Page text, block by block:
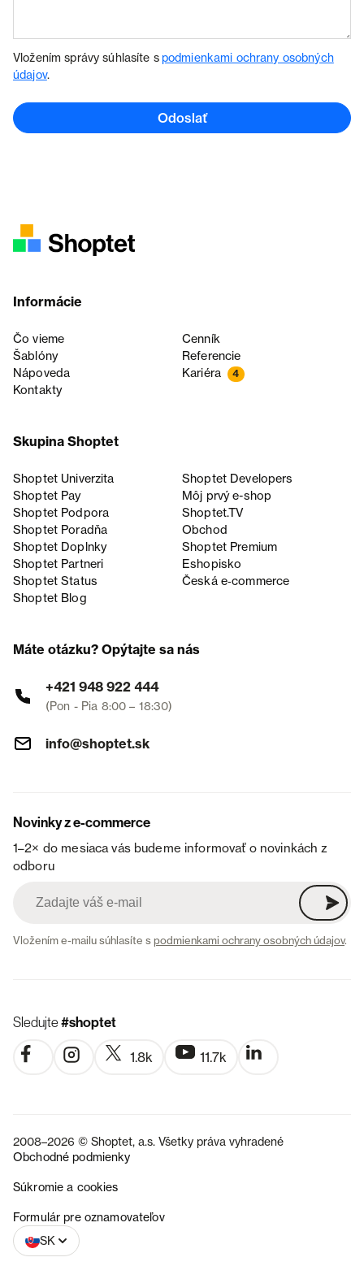
Vložením správy súhlasíte spodmienkami ochrany osobných
údajov.
Odoslať
Informácie
Čo vieme
Cenník
Šablóny
Referencie
Nápoveda
Kariéra 4
Kontakty
Skupina Shoptet
Shoptet Univerzita
Shoptet Developers
Shoptet Pay
Môj prvý e-shop
Shoptet Podpora
Shoptet.TV
Shoptet Poradňa
Obchod
Shoptet Doplnky
Shoptet Premium
Shoptet Partneri
Eshopisko
Shoptet Status
Česká e‑commerce
Shoptet Blog
Máte otázku? Opýtajte sa nás
+421 948 922 444
(Pon - Pia 8:00 – 18:30)
info@shoptet.sk
Novinky z e-commerce
1–2× do mesiaca vás budeme informovať o novinkách z
odboru
Vložením e-mailu súhlasíte spodmienkami ochrany osobných údajov.
Sledujte#shoptet
1.8k 11.7k
2008–2026 © Shoptet, a.s. Všetky práva vyhradené
Obchodné podmienky
Súkromie a cookies
Formulár pre oznamovateľov
SK